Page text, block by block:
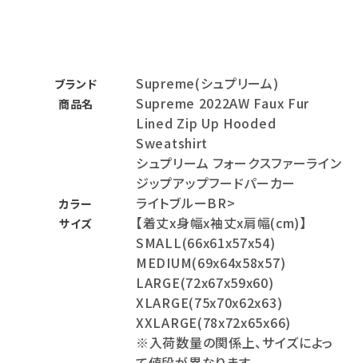
ブランド Supreme(シュプリーム)
商品名
Supreme 2022AW Faux Fur
Lined Zip Up Hooded
Sweatshirt
シュプリーム フォークスファーライン
ジップアップフードパーカー
カラー ライトブルーBR>
サイズ
【着丈x身幅x袖丈x肩幅(cm)】
SMALL(66x61x57x54)
MEDIUM(69x64x58x57)
LARGE(72x67x59x60)
XLARGE(75x70x62x63)
XXLARGE(78x72x65x66)
※入荷数量の関係上、サイズによっ